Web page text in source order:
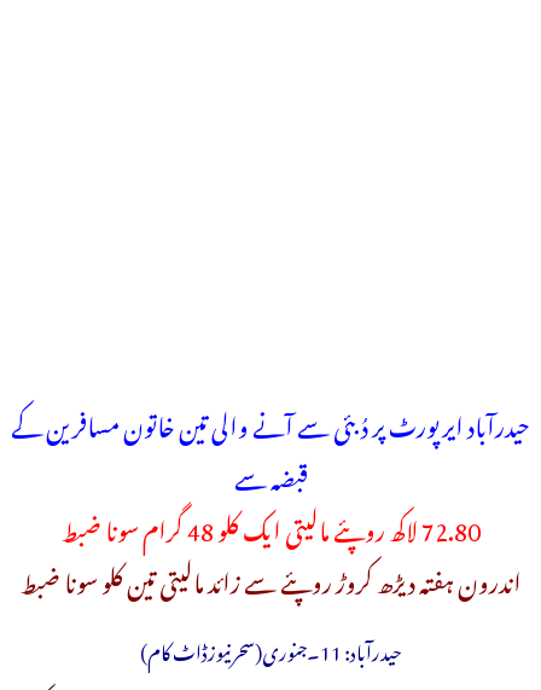
حیدرآباد ایرپورٹ پر دُبئی سے آنے والی تین خاتون مسافرین کے
قبضہ سے
72.80 لاکھ روپئے مالیتی ایک کلو 48 گرام سونا ضبط
اندرون ہفتہ دیڑھ کروڑ روپئے سے زائد مالیتی تین کلو سونا ضبط
حیدرآباد: 11۔جنوری(سحرنیوزڈاٹ کام)